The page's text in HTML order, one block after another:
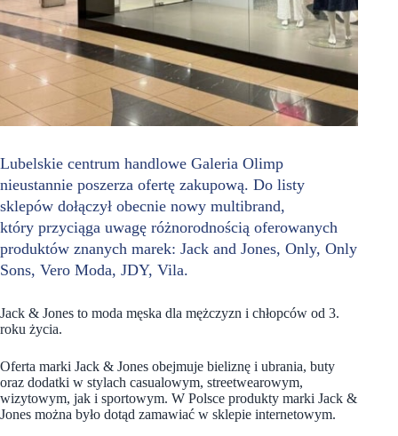
Lubelskie centrum handlowe Galeria Olimp
nieustannie poszerza ofertę zakupową. Do listy
sklepów dołączył obecnie nowy multibrand,
który przyciąga uwagę różnorodnością oferowanych
produktów znanych marek: Jack and Jones, Only, Only
Sons, Vero Moda, JDY, Vila.
Jack & Jones to moda męska dla mężczyzn i chłopców od 3.
roku życia.
Oferta marki Jack & Jones obejmuje bieliznę i ubrania, buty
oraz dodatki w stylach casualowym, streetwearowym,
wizytowym, jak i sportowym. W Polsce produkty marki Jack &
Jones można było dotąd zamawiać w sklepie internetowym.